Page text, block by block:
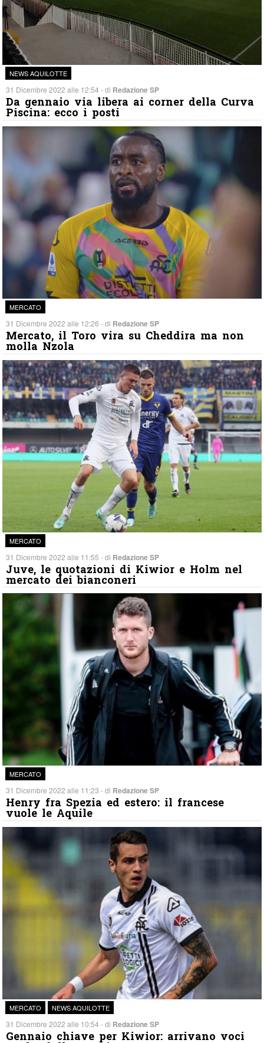
NEWS AQUILOTTE
31 Dicembre 2022 alle 12:54 - di Redazione SP
Da gennaio via libera ai corner della Curva
Piscina: ecco i posti
MERCATO
31 Dicembre 2022 alle 12:26 - di Redazione SP
Mercato, il Toro vira su Cheddira ma non
molla Nzola
MERCATO
31 Dicembre 2022 alle 11:55 - di Redazione SP
Juve, le quotazioni di Kiwior e Holm nel
mercato dei bianconeri
MERCATO
31 Dicembre 2022 alle 11:23 - di Redazione SP
Henry fra Spezia ed estero: il francese
vuole le Aquile
MERCATO NEWS AQUILOTTE
31 Dicembre 2022 alle 10:54 - di Redazione SP
Gennaio chiave per Kiwior: arrivano voci